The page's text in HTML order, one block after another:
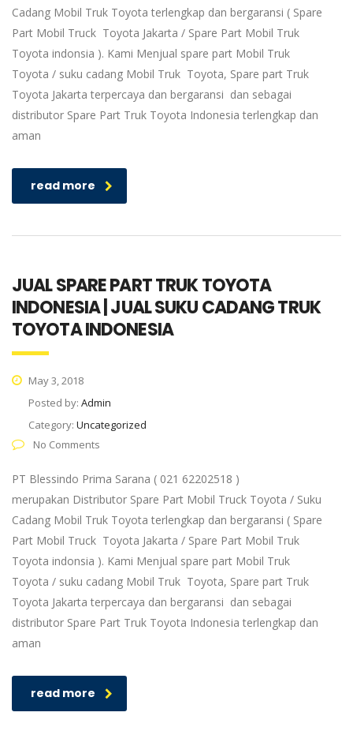
Cadang Mobil Truk Toyota terlengkap dan bergaransi ( Spare
Part Mobil Truck Toyota Jakarta / Spare Part Mobil Truk
Toyota indonsia ). Kami Menjual spare part Mobil Truk
Toyota / suku cadang Mobil Truk Toyota, Spare part Truk
Toyota Jakarta terpercaya dan bergaransi dan sebagai
distributor Spare Part Truk Toyota Indonesia terlengkap dan
aman
read more
JUAL SPARE PART TRUK TOYOTA
INDONESIA | JUAL SUKU CADANG TRUK
TOYOTA INDONESIA
May 3, 2018
Posted by: Admin
Category: Uncategorized
No Comments
PT Blessindo Prima Sarana ( 021 62202518 )
merupakan Distributor Spare Part Mobil Truck Toyota / Suku
Cadang Mobil Truk Toyota terlengkap dan bergaransi ( Spare
Part Mobil Truck Toyota Jakarta / Spare Part Mobil Truk
Toyota indonsia ). Kami Menjual spare part Mobil Truk
Toyota / suku cadang Mobil Truk Toyota, Spare part Truk
Toyota Jakarta terpercaya dan bergaransi dan sebagai
distributor Spare Part Truk Toyota Indonesia terlengkap dan
aman
read more